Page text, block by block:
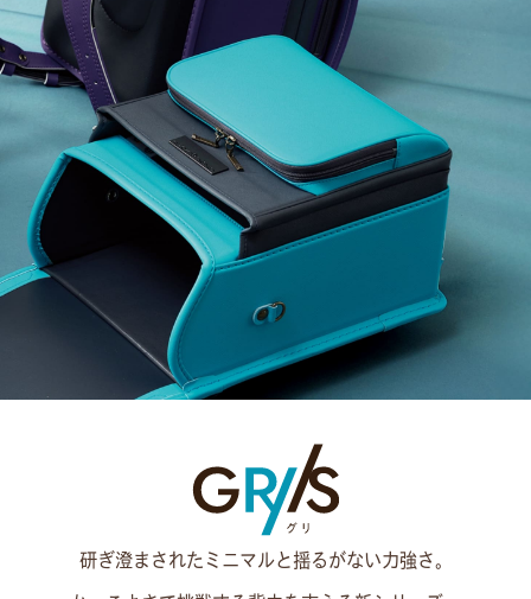
研ぎ澄まされたミニマルと揺るがない力強さ。